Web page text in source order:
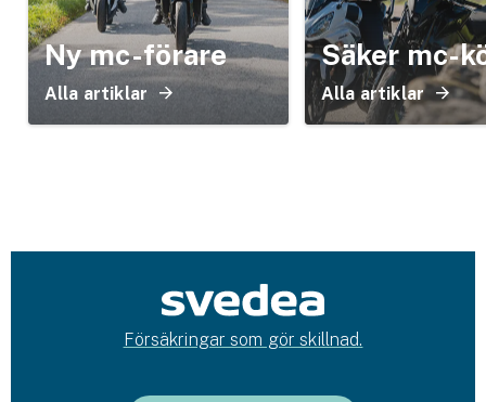
Ny mc-förare
Alla artiklar
Säker mc-
Alla artiklar
Försäkringar som gör skillnad.